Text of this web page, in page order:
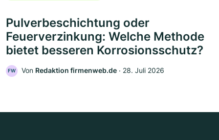
Pulverbeschichtung oder
Feuerverzinkung: Welche Methode
bietet besseren Korrosionsschutz?
FW Von Redaktion firmenweb.de ‧ 28. Juli 2026